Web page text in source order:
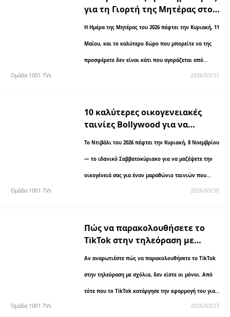
για τη Γιορτή της Μητέρας στο
να γιορτάσετε το 2026
Η Ημέρα της Μητέρας του 2026 πέφτει την Κυριακή, 11
Μαΐου, και το καλύτερο δώρο που μπορείτε να της
προσφέρετε δεν είναι κάτι που αγοράζεται από
κατάστημα — είναι ο χρόνος και η προσοχή σας.
Ομάδα 1001 TVs 2026/03/31
10 καλύτερες οικογενειακές
ταινίες Bollywood για να
μεταδώσετε αυτό το Diwali 2026
Το Ντιβάλι του 2026 πέφτει την Κυριακή, 8 Νοεμβρίου
— το ιδανικό Σαββατοκύριακο για να μαζέψετε την
οικογένειά σας για έναν μαραθώνιο ταινιών που
Ομάδα 1001 TVs 2026/03/30
Πώς να παρακολουθήσετε το
TikTok στην τηλεόραση με
Αν αναρωτιέστε πώς να παρακολουθήσετε το TikTok
στην τηλεόραση με σχόλια, δεν είστε οι μόνοι. Από
τότε που το TikTok κατάργησε την εφαρμογή του για
Ομάδα 1001 TVs 2026/03/27